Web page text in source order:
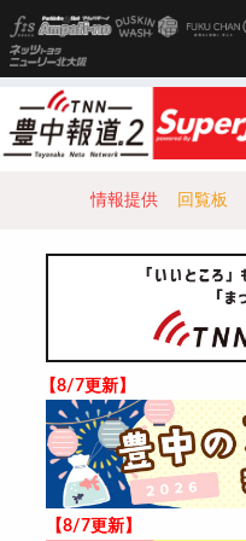
情報提供 回覧板
【8/7更新】
【8/7更新】